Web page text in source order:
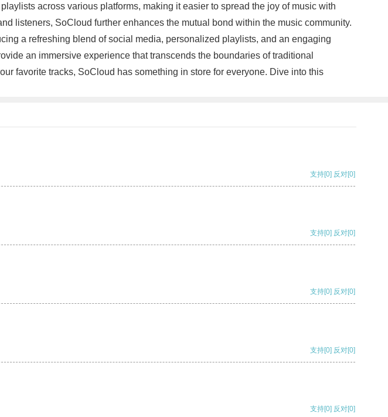
across various platforms, making it easier to spread the joy of music with
listeners, SoCloud further enhances the mutual bond within the music community.
a refreshing blend of social media, personalized playlists, and an engaging
an immersive experience that transcends the boundaries of traditional
favorite tracks, SoCloud has something in store for everyone. Dive into this
支持[0] 反对[0]
支持[0] 反对[0]
支持[0] 反对[0]
支持[0] 反对[0]
支持[0] 反对[0]